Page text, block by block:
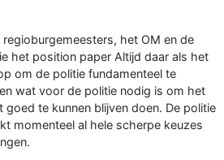
het OM en de
het position paper Altijd daar als het
om de politie fundamenteel te
wat voor de politie nodig is om het
te kunnen blijven doen. De politie
momenteel al hele scherpe keuzes